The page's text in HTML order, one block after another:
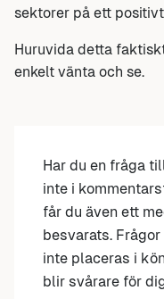
sektorer på ett
Huruvida detta
enkelt vänta och se.
Har du en fråga
inte i
får du även ett
besvarats.
inte placeras i
blir svårare för